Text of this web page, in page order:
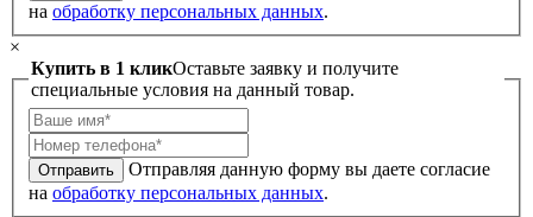
на обработку персональных данных.
×
Купить в 1 кликОставьте заявку и получите
специальные условия на данный товар.
Отправить
Отправляя данную форму вы даете согласие
на обработку персональных данных.